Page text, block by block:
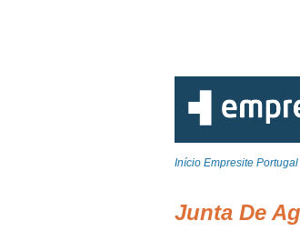
Início Empresite Portugal
Junta De